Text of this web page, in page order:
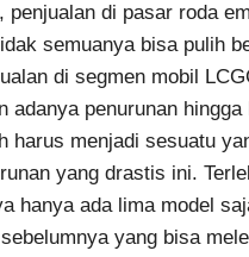
penjualan di pasar roda
semuanya bisa pulih
di segmen mobil
adanya penurunan hingga
harus menjadi sesuatu
yang drastis ini.
hanya ada lima model
yang bisa